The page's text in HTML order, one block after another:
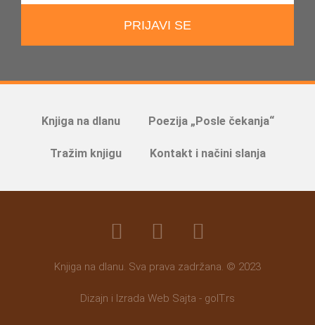
PRIJAVI SE
Knjiga na dlanu Poezija „Posle čekanja“
Tražim knjigu Kontakt i načini slanja
Knjiga na dlanu. Sva prava zadržana. © 2023
Dizajn i Izrada Web Sajta - goIT.rs